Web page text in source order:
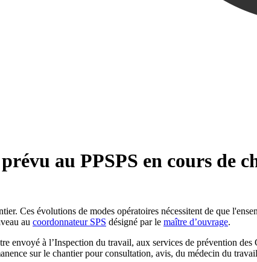
au PPSPS en cours de
Ces évolutions de modes opératoires nécessitent de que
au coordonnateur SPS désigné par le maître d’ouvrage.
envoyé à l’Inspection du travail, aux services de prévention
sur le chantier pour consultation, avis, du médecin du